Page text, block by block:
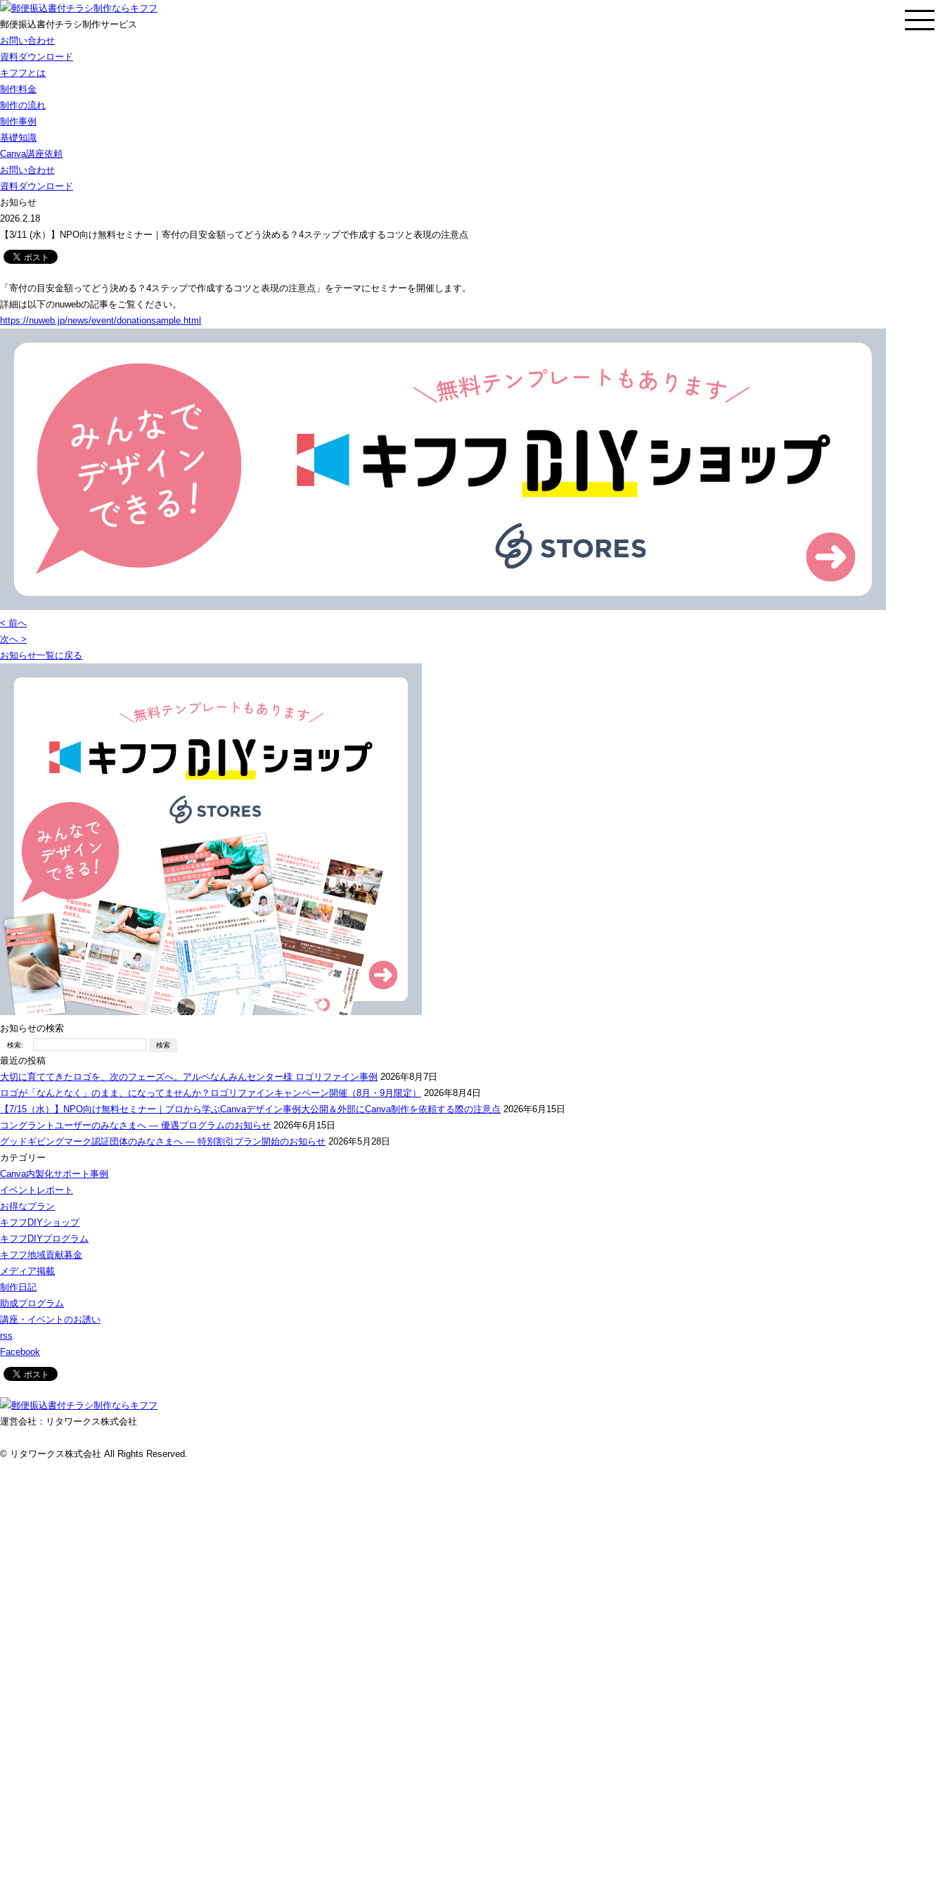
郵便振込書付チラシ制作サービス
お問い合わせ
資料ダウンロード
キフフとは
制作料金
制作の流れ
制作事例
基礎知識
Canva講座依頼
お問い合わせ
資料ダウンロード
お知らせ
2026.2.18
【3/11 (水）】NPO向け無料セミナー｜寄付の目安金額ってどう決める？4ステップで作成するコツと表現の注意点
「寄付の目安金額ってどう決める？4ステップで作成するコツと表現の注意点」をテーマにセミナーを開催します。
詳細は以下のnuwebの記事をご覧ください。
https://nuweb.jp/news/event/donationsample.html
< 前へ
次へ >
お知らせ一覧に戻る
お知らせの検索
検索:
最近の投稿
大切に育ててきたロゴを、次のフェーズへ。アルペなんみんセンター様 ロゴリファイン事例 2026年8月7日
ロゴが「なんとなく」のまま、になってませんか？ロゴリファインキャンペーン開催（8月・9月限定）
2026年8月4日
【7/15（水）】NPO向け無料セミナー｜プロから学ぶCanvaデザイン事例大公開＆外部にCanva制作を依頼する際の注意点 2026年6月15日
コングラントユーザーのみなさまへ — 優遇プログラムのお知らせ 2026年6月15日
グッドギビングマーク認証団体のみなさまへ — 特別割引プラン開始のお知らせ 2026年5月28日
カテゴリー
Canva内製化サポート事例
イベントレポート
お得なプラン
キフフDIYショップ
キフフDIYプログラム
キフフ地域貢献募金
メディア掲載
制作日記
助成プログラム
講座・イベントのお誘い
rss
Facebook
運営会社：リタワークス株式会社
© リタワークス株式会社 All Rights Reserved.